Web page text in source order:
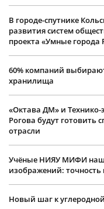
В городе-спутнике
развития систем
проекта «Умные города
60% компаний
хранилища
«Октава ДМ» и
Рогова будут готовить
отрасли
Учëные НИЯУ МИФИ
изображений: точность
Новый шаг к